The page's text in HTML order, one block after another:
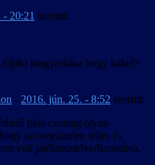
20:21 szerint:
magyarítása hogy halad?
- 2016. jún. 25. - 8:52 szerint:
béta csomag olyan
szövegszinten teljes és
volt játéktesztelve/finomítva.